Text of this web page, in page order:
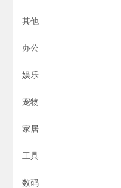
其他
办公
娱乐
宠物
家居
工具
数码